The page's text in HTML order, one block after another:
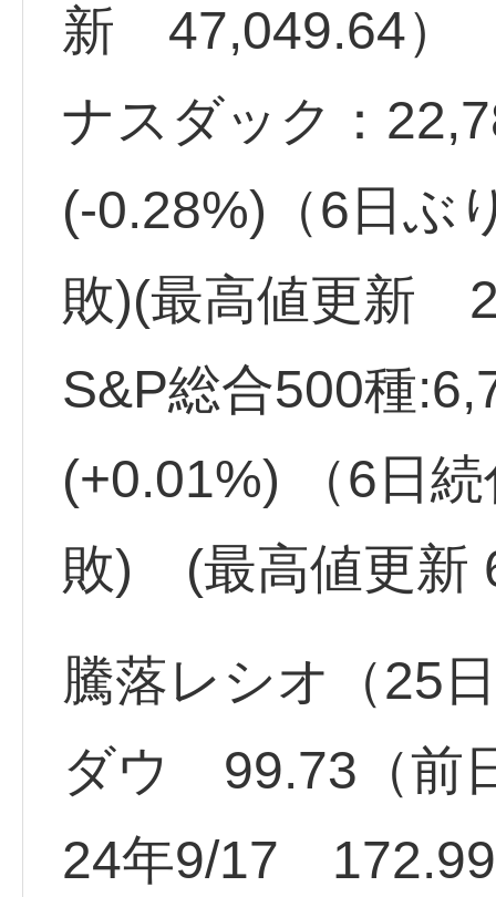
新 47,049.64）
ナスダック：
(-0.28%)（6日ぶ
敗)(最高値更新
S&P総合500種
(+0.01%) （6日
敗) (最高値更
騰落レシオ（25
ダウ 99.73（
24年9/17